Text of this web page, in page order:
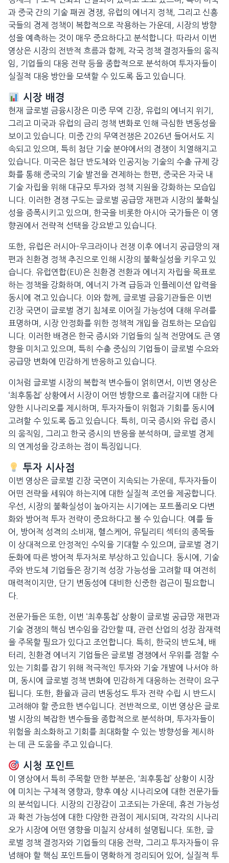
과 중국 간의 기술 패권 경쟁, 유럽의 에너지 정책, 그리고 신흥
국들의 경제 정책이 복합적으로 작용하는 가운데, 시장의 방향
성을 예측하는 것이 매우 중요하다고 분석합니다. 따라서 이번
영상은 시장의 전반적 흐름과 함께, 각국 정책 결정자들의 움직
임, 기업들의 대응 전략 등을 종합적으로 분석하여 투자자들이
실질적 대응 방안을 모색할 수 있도록 돕고 있습니다.
시장 배경
현재 글로벌 금융시장은 미중 무역 긴장, 유럽의 에너지 위기,
그리고 미국과 유럽의 금리 정책 변화로 인해 극심한 변동성을
보이고 있습니다. 미중 간의 무역전쟁은 2026년 들어서도 지
속되고 있으며, 특히 첨단 기술 분야에서의 경쟁이 치열해지고
있습니다. 미국은 첨단 반도체와 인공지능 기술의 수출 규제 강
화를 통해 중국의 기술 발전을 견제하는 한편, 중국은 자국 내
기술 자립을 위해 대규모 투자와 정책 지원을 강화하는 모습입
니다. 이러한 경쟁 구도는 글로벌 공급망 재편과 시장의 불확실
성을 증폭시키고 있으며, 한국을 비롯한 아시아 국가들은 이 영
향권에서 전략적 선택을 강요받고 있습니다.
또한, 유럽은 러시아-우크라이나 전쟁 이후 에너지 공급망의 재
편과 친환경 정책 추진으로 인해 시장의 불확실성을 키우고 있
습니다. 유럽연합(EU)은 친환경 전환과 에너지 자립을 목표로
하는 정책을 강화하며, 에너지 가격 급등과 인플레이션 압력을
동시에 겪고 있습니다. 이와 함께, 글로벌 금융기관들은 이번
긴장 국면이 글로벌 경기 침체로 이어질 가능성에 대해 우려를
표명하며, 시장 안정화를 위한 정책적 개입을 검토하는 모습입
니다. 이러한 배경은 한국 증시와 기업들의 실적 전망에도 큰 영
향을 미치고 있으며, 특히 수출 중심의 기업들이 글로벌 수요와
공급망 변화에 민감하게 반응하고 있습니다.
이처럼 글로벌 시장의 복합적 변수들이 얽히면서, 이번 영상은
‘최후통첩’ 상황에서 시장이 어떤 방향으로 흘러갈지에 대한 다
양한 시나리오를 제시하며, 투자자들이 위험과 기회를 동시에
고려할 수 있도록 돕고 있습니다. 특히, 미국 증시와 유럽 증시
의 움직임, 그리고 한국 증시의 반응을 분석하며, 글로벌 경제
의 연계성을 강조하는 점이 특징입니다.
투자 시사점
이번 영상은 글로벌 긴장 국면이 지속되는 가운데, 투자자들이
어떤 전략을 세워야 하는지에 대한 실질적 조언을 제공합니다.
우선, 시장의 불확실성이 높아지는 시기에는 포트폴리오 다변
화와 방어적 투자 전략이 중요하다고 볼 수 있습니다. 예를 들
어, 방어적 성격의 소비재, 헬스케어, 유틸리티 섹터의 종목들
이 상대적으로 안정적인 수익을 기대할 수 있으며, 글로벌 경기
둔화에 따른 방어적 투자처로 부상하고 있습니다. 동시에, 기술
주와 반도체 기업들은 장기적 성장 가능성을 고려할 때 여전히
매력적이지만, 단기 변동성에 대비한 신중한 접근이 필요합니
다.
전문가들은 또한, 이번 ‘최후통첩’ 상황이 글로벌 공급망 재편과
기술 경쟁의 핵심 변수임을 감안할 때, 관련 산업의 성장 잠재력
을 주목할 필요가 있다고 조언합니다. 특히, 한국의 반도체, 배
터리, 친환경 에너지 기업들은 글로벌 경쟁에서 우위를 점할 수
있는 기회를 잡기 위해 적극적인 투자와 기술 개발에 나서야 하
며, 동시에 글로벌 정책 변화에 민감하게 대응하는 전략이 요구
됩니다. 또한, 환율과 금리 변동성도 투자 전략 수립 시 반드시
고려해야 할 중요한 변수입니다. 전반적으로, 이번 영상은 글로
벌 시장의 복잡한 변수들을 종합적으로 분석하며, 투자자들이
위험을 최소화하고 기회를 최대화할 수 있는 방향성을 제시하
는 데 큰 도움을 주고 있습니다.
시청 포인트
이 영상에서 특히 주목할 만한 부분은, ‘최후통첩’ 상황이 시장
에 미치는 구체적 영향과, 향후 예상 시나리오에 대한 전문가들
의 분석입니다. 시장의 긴장감이 고조되는 가운데, 휴전 가능성
과 확전 가능성에 대한 다양한 관점이 제시되며, 각각의 시나리
오가 시장에 어떤 영향을 미칠지 상세히 설명됩니다. 또한, 글
로벌 정책 결정자와 기업들의 대응 전략, 그리고 투자자들이 유
념해야 할 핵심 포인트들이 명확하게 정리되어 있어, 실질적 투